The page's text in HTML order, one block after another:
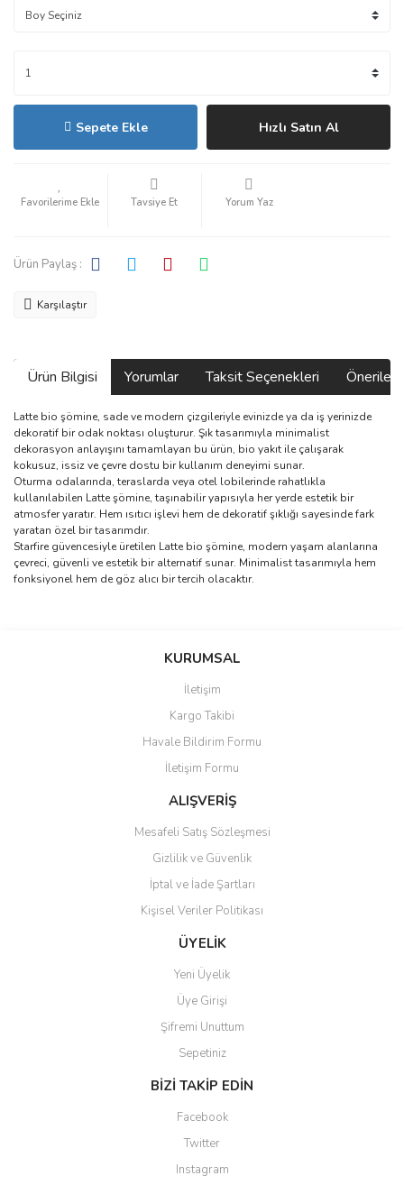
Sepete Ekle Hızlı Satın Al
Tavsiye Et Yorum Yaz
Ürün Paylaş :
Karşılaştır
Ürün Bilgisi Yorumlar Taksit Seçenekleri
Latte bio şömine, sade ve modern çizgileriyle evinizde ya da iş yerinizde
dekoratif bir odak noktası oluşturur. Şık tasarımıyla minimalist
dekorasyon anlayışını tamamlayan bu ürün, bio yakıt ile çalışarak
kokusuz, issiz ve çevre dostu bir kullanım deneyimi sunar.
Oturma odalarında, teraslarda veya otel lobilerinde rahatlıkla
kullanılabilen Latte şömine, taşınabilir yapısıyla her yerde estetik bir
atmosfer yaratır. Hem ısıtıcı işlevi hem de dekoratif şıklığı sayesinde fark
yaratan özel bir tasarımdır.
Starfire güvencesiyle üretilen Latte bio şömine, modern yaşam alanlarına
çevreci, güvenli ve estetik bir alternatif sunar. Minimalist tasarımıyla hem
fonksiyonel hem de göz alıcı bir tercih olacaktır.
Bu ürüne ilk yorumu siz yapın!
Ürün resmi kalitesiz, bozuk veya görüntülenemiyor.
Ürün açıklamasında eksik bilgiler bulunuyor.
Ürün bilgilerinde hatalar bulunuyor.
Ürün fiyatı diğer sitelerden daha pahalı.
Gönder
KURUMSAL
İletişim
Kargo Takibi
Havale Bildirim Formu
İletişim Formu
ALIŞVERİŞ
Mesafeli Satış Sözleşmesi
Gizlilik ve Güvenlik
İptal ve İade Şartları
Kişisel Veriler Politikası
ÜYELİK
Yeni Üyelik
Üye Girişi
Şifremi Unuttum
Sepetiniz
BİZİ TAKİP EDİN
Facebook
Twitter
Instagram